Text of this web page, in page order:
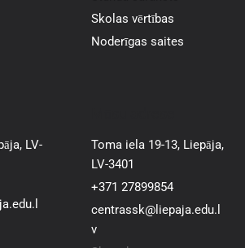
Skolas vērtības
Noderīgas saites
LV-
Toma iela 19-13, Liepāja,
LV-3401
+371 27899854
centrassk@liepaja.edu.l
v